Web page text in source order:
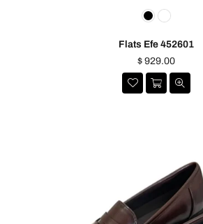
Flats Efe 452601
Precio
habitual
$ 929.00